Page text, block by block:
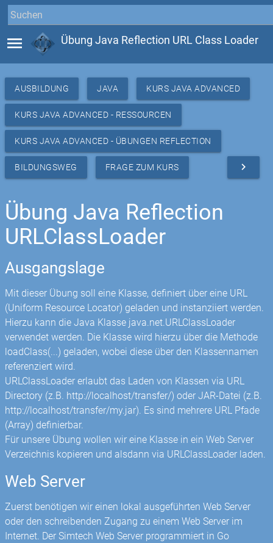
menu Übung Java Reflection URL Class Loader
AUSBILDUNG JAVA KURS JAVA ADVANCED
KURS JAVA ADVANCED - RESSOURCEN
KURS JAVA ADVANCED - ÜBUNGEN REFLECTION
BILDUNGSWEG FRAGE ZUM KURS navigate_next
Übung Java Reflection
URLClassLoader
Ausgangslage
Mit dieser Übung soll eine Klasse, definiert über eine URL
(Uniform Resource Locator) geladen und instanziiert werden.
Hierzu kann die Java Klasse java.net.URLClassLoader
verwendet werden. Die Klasse wird hierzu über die Methode
loadClass(...) geladen, wobei diese über den Klassennamen
referenziert wird.
URLClassLoader erlaubt das Laden von Klassen via URL
Directory (z.B. http://localhost/transfer/) oder JAR-Datei (z.B.
http://localhost/transfer/my.jar). Es sind mehrere URL Pfade
(Array) definierbar.
Für unsere Übung wollen wir eine Klasse in ein Web Server
Verzeichnis kopieren und alsdann via URLClassLoader laden.
Web Server
Zuerst benötigen wir einen lokal ausgeführten Web Server
oder den schreibenden Zugang zu einem Web Server im
Internet. Der Simtech Web Server programmiert in Go